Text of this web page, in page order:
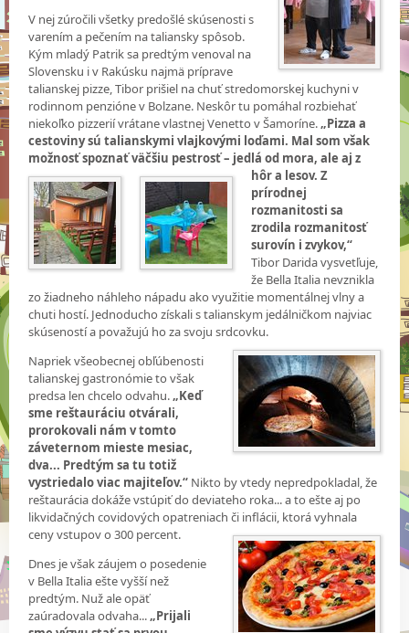
V nej zúročili všetky predošlé skúsenosti s
varením a pečením na taliansky spôsob.
Kým mladý Patrik sa predtým venoval na
Slovensku i v Rakúsku najmä príprave
talianskej pizze, Tibor prišiel na chuť stredomorskej kuchyni v
rodinnom penzióne v Bolzane. Neskôr tu pomáhal rozbiehať
niekoľko pizzerií vrátane vlastnej Venetto v Šamoríne.„Pizza a
cestoviny sú talianskymi vlajkovými loďami. Mal som však
možnosť spoznať väčšiu pestrosť – jedlá od mora, ale aj z
hôr a lesov. Z
prírodnej
rozmanitosti sa
zrodila rozmanitosť
surovín i zvykov,“
Tibor Darida vysvetľuje,
že Bella Italia nevznikla
zo žiadneho náhleho nápadu ako využitie momentálnej vlny a
chuti hostí. Jednoducho získali s talianskym jedálničkom najviac
skúseností a považujú ho za svoju srdcovku.
Napriek všeobecnej obľúbenosti
talianskej gastronómie to však
predsa len chcelo odvahu.„Keď
sme reštauráciu otvárali,
prorokovali nám v tomto
záveternom mieste mesiac,
dva... Predtým sa tu totiž
vystriedalo viac majiteľov.“ Nikto by vtedy nepredpokladal, že
reštaurácia dokáže vstúpiť do deviateho roka... a to ešte aj po
likvidačných covidových opatreniach či inflácii, ktorá vyhnala
ceny vstupov o 300 percent.
Dnes je však záujem o posedenie
v Bella Italia ešte vyšší než
predtým. Nuž ale opäť
zaúradovala odvaha...„Prijali